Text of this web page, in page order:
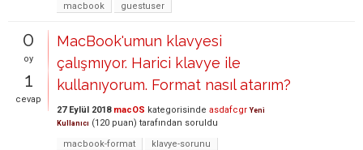
macbook
guestuser
0
oy
1
cevap
MacBook'umun klavyesi
çalışmıyor. Harici klavye ile
kullanıyorum. Format nasıl atarım?
27 Eylül 2018 macOS kategorisinde asdafcgr Yeni
Kullanıcı (120 puan) tarafından soruldu
macbook-format
klavye-sorunu